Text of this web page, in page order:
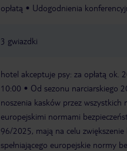
opłatą
Udogodnienia
3 gwiazdki
hotel akceptuje psy: za opłatą ok.
10:00
Od sezonu narciarskiego
noszenia kasków przez
europejskimi normami
96/2025, mają na celu
spełniającego europejskie normy